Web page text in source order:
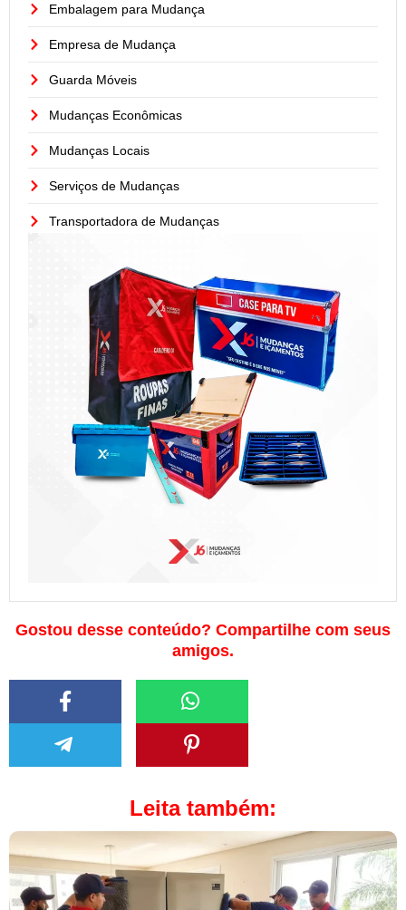
Embalagem para Mudança
Empresa de Mudança
Guarda Móveis
Mudanças Econômicas
Mudanças Locais
Serviços de Mudanças
Transportadora de Mudanças
Gostou desse conteúdo? Compartilhe com seus
amigos.
Leita também: